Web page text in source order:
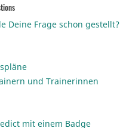
Deine Frage schon gestellt?
und Trainerinnen
mit einem Badge